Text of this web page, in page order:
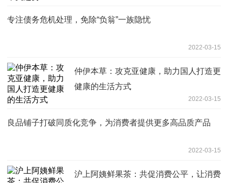
专注债务危机处理，免除“负翁”一族隐忧
2022-03-15
仲伊本草：攻克亚健康，助力国人打造更
健康的生活方式
2022-03-15
良品铺子打破同质化竞争，为消费者提供更多高品质产品
2022-03-15
沪上阿姨鲜果茶：共促消费公平，让消费